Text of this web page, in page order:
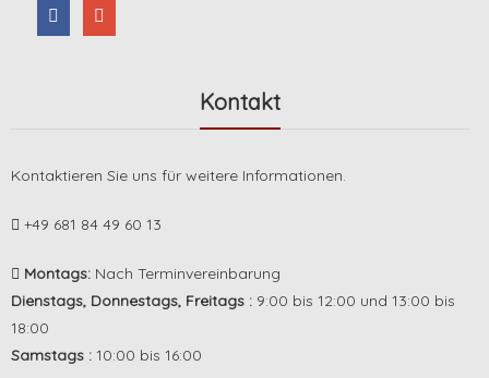
Kontakt
Kontaktieren Sie uns für weitere Informationen.
+49 681 84 49 60 13
Montags:Nach Terminvereinbarung
Dienstags, Donnestags, Freitags : 9:00 bis 12:00 und 13:00 bis
18:00
Samstags : 10:00 bis 16:00